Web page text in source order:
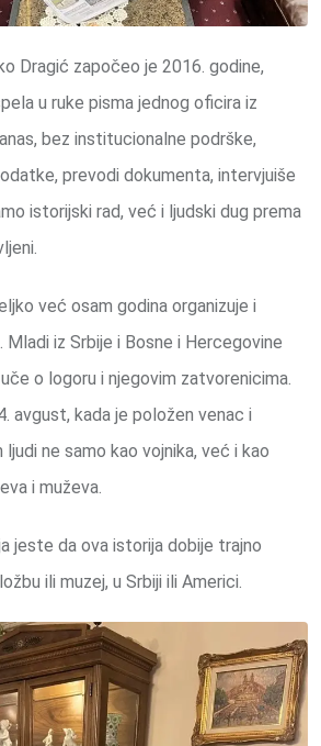
Dragić započeo je 2016. godine,
u ruke pisma jednog oficira iz
bez institucionalne podrške,
prevodi dokumenta, intervjuiše
istorijski rad, već i ljudski dug prema
već osam godina organizuje i
Mladi iz Srbije i Bosne i Hercegovine
o logoru i njegovim zatvorenicima.
avgust, kada je položen venac i
ne samo kao vojnika, već i kao
i muževa.
jeste da ova istorija dobije trajno
ili muzej, u Srbiji ili Americi.